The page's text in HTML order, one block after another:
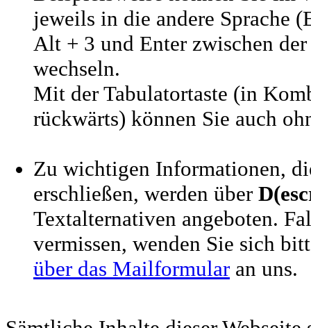
jeweils in die andere Sprache
Alt + 3 und Enter zwischen
wechseln.
Mit der Tabulatortaste (in
rückwärts) können Sie auch
Zu wichtigen Informationen,
erschließen, werden über
Textalternativen angeboten.
vermissen, wenden Sie sich
über das Mailformular an uns.